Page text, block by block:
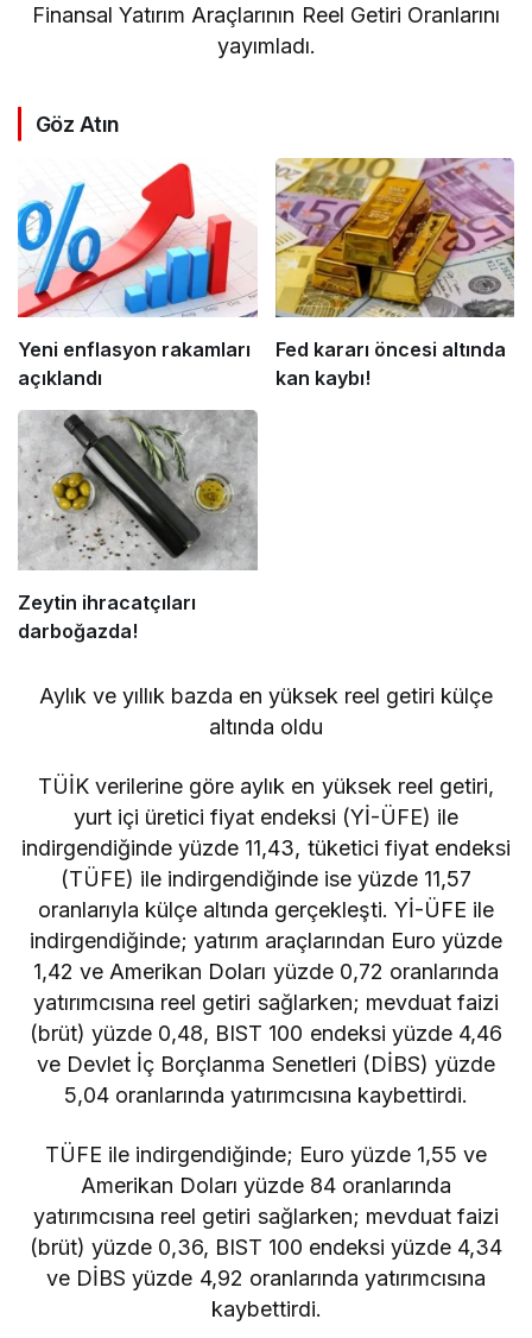
Finansal Yatırım Araçlarının Reel Getiri Oranlarını
yayımladı.
Göz Atın
Yeni enflasyon rakamları
açıklandı
Fed kararı öncesi altında
kan kaybı!
Zeytin ihracatçıları
darboğazda!
Aylık ve yıllık bazda en yüksek reel getiri külçe
altında oldu
TÜİK verilerine göre aylık en yüksek reel getiri,
yurt içi üretici fiyat endeksi (Yİ-ÜFE) ile
indirgendiğinde yüzde 11,43, tüketici fiyat endeksi
(TÜFE) ile indirgendiğinde ise yüzde 11,57
oranlarıyla külçe altında gerçekleşti. Yİ-ÜFE ile
indirgendiğinde; yatırım araçlarından Euro yüzde
1,42 ve Amerikan Doları yüzde 0,72 oranlarında
yatırımcısına reel getiri sağlarken; mevduat faizi
(brüt) yüzde 0,48, BIST 100 endeksi yüzde 4,46
ve Devlet İç Borçlanma Senetleri (DİBS) yüzde
5,04 oranlarında yatırımcısına kaybettirdi.
TÜFE ile indirgendiğinde; Euro yüzde 1,55 ve
Amerikan Doları yüzde 84 oranlarında
yatırımcısına reel getiri sağlarken; mevduat faizi
(brüt) yüzde 0,36, BIST 100 endeksi yüzde 4,34
ve DİBS yüzde 4,92 oranlarında yatırımcısına
kaybettirdi.